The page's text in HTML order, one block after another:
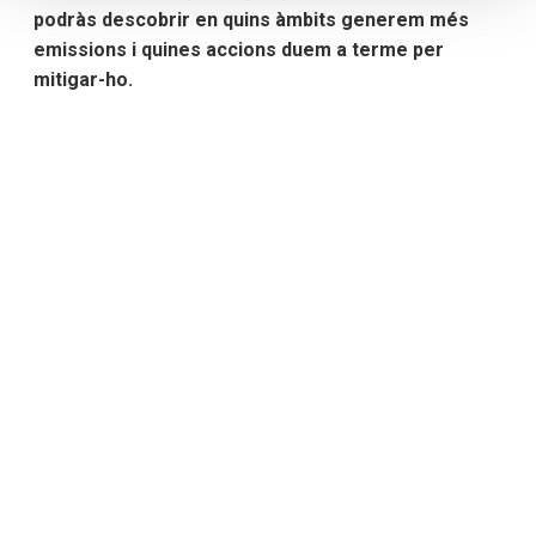
podràs descobrir en quins àmbits generem més
emissions i quines accions duem a terme per
mitigar-ho.